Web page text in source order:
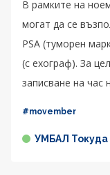
В рамките на
могат да се
PSA (туморен
(с ехограф). За
записване на час
#movember
УМБАЛ Токуда